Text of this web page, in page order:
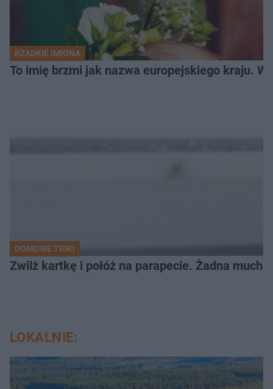
RZADKIE IMIONA
To imię brzmi jak nazwa europejskiego kraju.
DOMOWE TRIKI
Zwilż kartkę i połóż na parapecie. Żadna
LOKALNIE: